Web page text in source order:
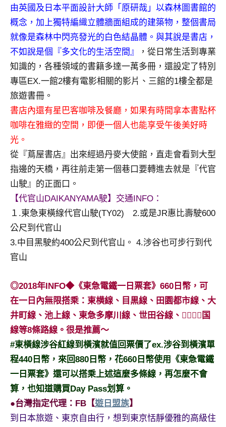
旅
遊
誌
專
欄、
觀
光
局
合
作
達
人
對
象。
★
由英國及日本平面設計大師「原研哉」以森林圖書館的
概念，加上獨特編織立體牆面組成的建築物，整個書局
就像是森林中閃亮發光的白色結晶體。與其說是書店，
不如說是個『多文化的生活空間』
，從日常生活到專業
知識的，各種領域的書籍多達一萬多冊，還設定了特別
專區EX.一館2樓有電影相關的影片、三館的1樓全都是
旅遊書冊。
書店內還有星巴客咖啡及餐廳，如果有時間拿本書點杯
咖啡在雅緻的空間，即便一個人也能享受午後美好時
光。
從『蔦屋書店』出來經過丹麥大使館，直走會看到大型
指邊的天橋，再往前走第一個巷口要轉進去就是『代官
山駛』的正面口。
【代官山DAIKANYAMA駛】交通INFO：
１.東急東橫線代官山駛(TY02) 2.或是JR惠比壽駛600
公尺到代官山
3.中目黑駛約400公尺到代官山。 4.涉谷也可步行到代
官山
◎2018年INFO◆《東急電鐵一日票套》660日幣，可
在一日內無限搭乘：東横線、目黒線、田園都市線、大
井町線、池上線、東急多摩川線、世田谷線、国
線等8條路線。很是推薦～
#東橫線涉谷紅線到橫濱就值回票價了ex.涉谷到橫濱單
程440日幣，來回880日幣，花660日幣使用《東急電鐵
一日票套》還可以搭乘上述這麼多條線，再怎麼不會
算，也知道購買Day Pass划算。
●台灣指定代理：FB【遊日盟族】
到日本旅遊、東京自由行，想到東京恬靜優雅的高級住